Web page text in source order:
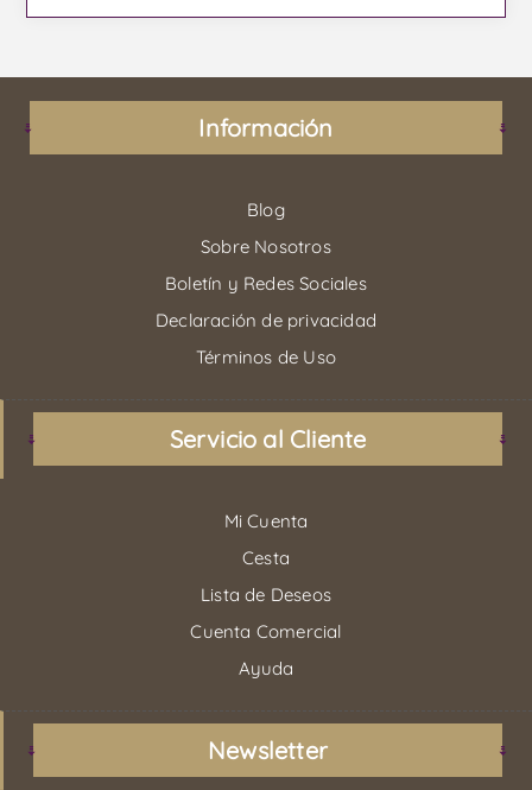
Información
Blog
Sobre Nosotros
Boletín y Redes Sociales
Declaración de privacidad
Términos de Uso
Servicio al Cliente
Mi Cuenta
Cesta
Lista de Deseos
Cuenta Comercial
Ayuda
Newsletter